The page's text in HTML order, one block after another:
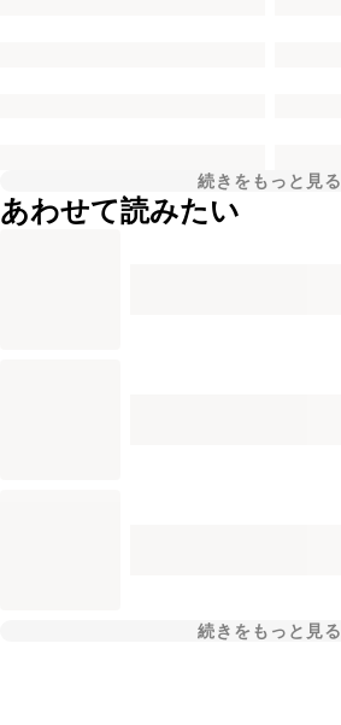
続きをもっと見る
あわせて読みたい
続きをもっと見る